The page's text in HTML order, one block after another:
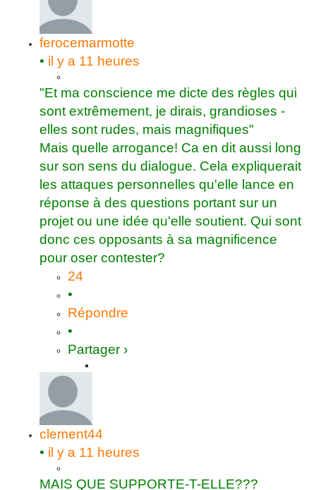
ferocemarmotte
• il y a 11 heures
"Et ma conscience me dicte des règles qui
sont extrêmement, je dirais, grandioses -
elles sont rudes, mais magnifiques"
Mais quelle arrogance! Ca en dit aussi long
sur son sens du dialogue. Cela expliquerait
les attaques personnelles qu'elle lance en
réponse à des questions portant sur un
projet ou une idée qu'elle soutient. Qui sont
donc ces opposants à sa magnificence
pour oser contester?
24
•
Répondre
•
Partager ›
clement44
• il y a 11 heures
MAIS QUE SUPPORTE-T-ELLE???